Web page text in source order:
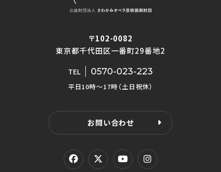
〒102-0082
東京都千代田区一番町29番地2
TEL 0570-023-223
平日10時〜17時（土日祝休）
お問い合わせ